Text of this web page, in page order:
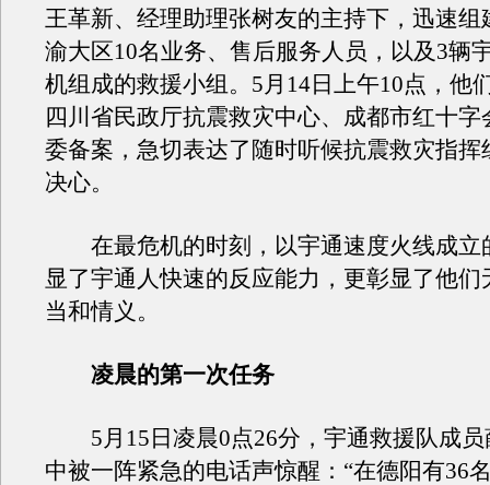
王革新、经理助理张树友的主持下，迅速组
渝大区10名业务、售后服务人员，以及3辆
机组成的救援小组。5月14日上午10点，他
四川省民政厅抗震救灾中心、成都市红十字
委备案，急切表达了随时听候抗震救灾指挥
决心。
在最危机的时刻，以宇通速度火线成立
显了宇通人快速的反应能力，更彰显了他们
当和情义。
凌晨的第一次任务
5月15日凌晨0点26分，宇通救援队成员
中被一阵紧急的电话声惊醒：“在德阳有36